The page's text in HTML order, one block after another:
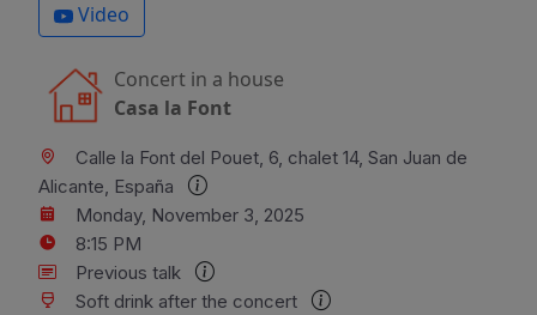
Video
Concert in a house
Casa la Font
Calle la Font del Pouet, 6, chalet 14, San Juan de
Alicante, España
Monday, November 3, 2025
8:15 PM
Previous talk
Soft drink after the concert